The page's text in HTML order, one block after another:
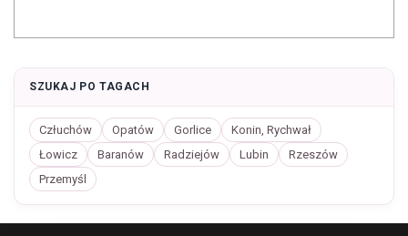
SZUKAJ PO TAGACH
Człuchów Opatów Gorlice
Konin, Rychwał
Łowicz
Baranów Radziejów Lubin
Rzeszów
Przemyśl